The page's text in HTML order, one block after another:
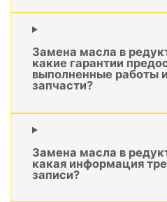
Замена масла в
какие гарантии
выполненные работы
запчасти?
Замена масла в
какая информация
записи?